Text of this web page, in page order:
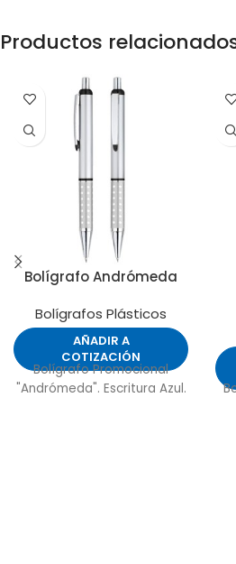
Productos
Bolígrafo Andrómeda
Bolígrafos Plásticos
AÑADIR A
COTIZACIÓN
Bolígrafo Promocional
"Andrómeda". Escritura Azul.